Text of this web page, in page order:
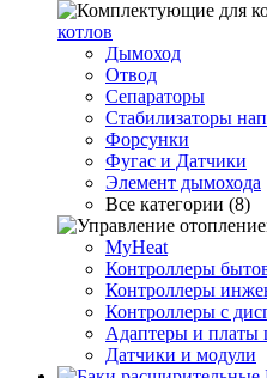
котлов
Дымоход
Отвод
Сепараторы
Стабилизаторы
Форсунки
Фугас и Датчики
Элемент дымохода
Все категории (8)
MyHeat
Контроллеры
Контроллеры
Контроллеры с
Адаптеры и
Датчики и модули